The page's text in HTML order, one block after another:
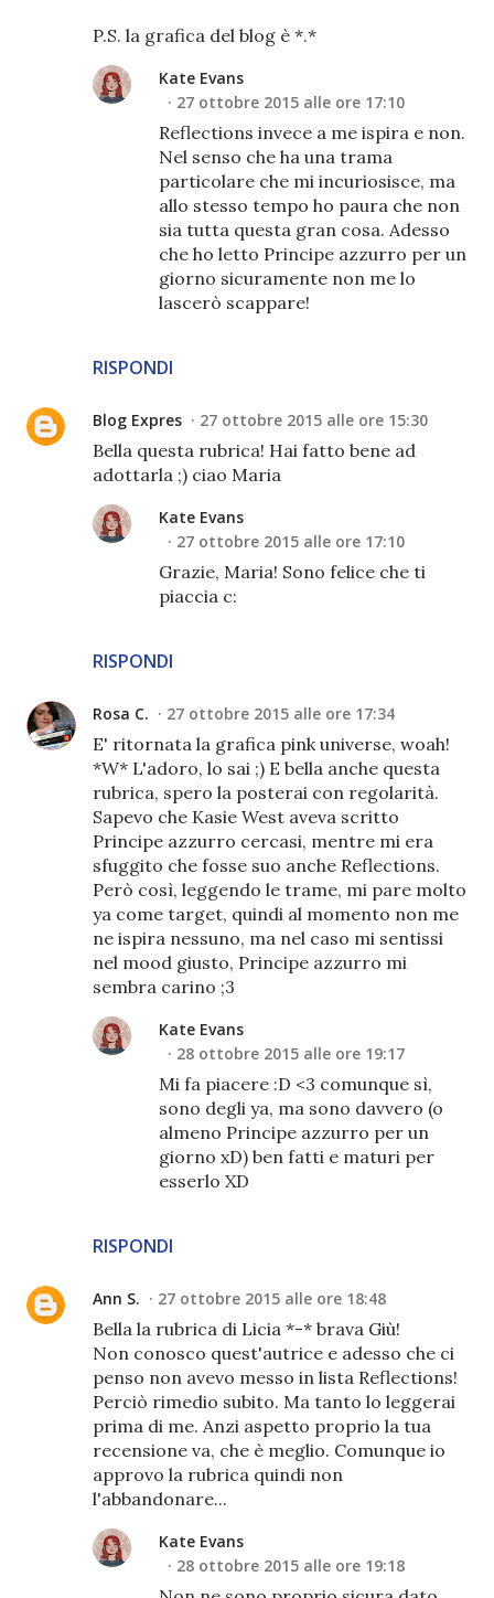
P.S. la grafica del blog è *.*
RISPONDI
Kate Evans
27 ottobre 2015 alle ore 17:10
Reflections invece a me ispira e non.
Nel senso che ha una trama
particolare che mi incuriosisce, ma
allo stesso tempo ho paura che non
sia tutta questa gran cosa. Adesso
che ho letto Principe azzurro per un
giorno sicuramente non me lo
lascerò scappare!
Blog Expres 27 ottobre 2015 alle ore 15:30
Bella questa rubrica! Hai fatto bene ad
adottarla ;) ciao Maria
RISPONDI
Kate Evans
27 ottobre 2015 alle ore 17:10
Grazie, Maria! Sono felice che ti
piaccia c:
Rosa C. 27 ottobre 2015 alle ore 17:34
E' ritornata la grafica pink universe, woah!
*W* L'adoro, lo sai ;) E bella anche questa
rubrica, spero la posterai con regolarità.
Sapevo che Kasie West aveva scritto
Principe azzurro cercasi, mentre mi era
sfuggito che fosse suo anche Reflections.
Però così, leggendo le trame, mi pare molto
ya come target, quindi al momento non me
ne ispira nessuno, ma nel caso mi sentissi
nel mood giusto, Principe azzurro mi
sembra carino ;3
RISPONDI
Kate Evans
28 ottobre 2015 alle ore 19:17
Mi fa piacere :D <3 comunque sì,
sono degli ya, ma sono davvero (o
almeno Principe azzurro per un
giorno xD) ben fatti e maturi per
esserlo XD
Ann S. 27 ottobre 2015 alle ore 18:48
Bella la rubrica di Licia *-* brava Giù!
Non conosco quest'autrice e adesso che ci
penso non avevo messo in lista Reflections!
Perciò rimedio subito. Ma tanto lo leggerai
prima di me. Anzi aspetto proprio la tua
recensione va, che è meglio. Comunque io
approvo la rubrica quindi non
l'abbandonare...
Kate Evans
28 ottobre 2015 alle ore 19:18